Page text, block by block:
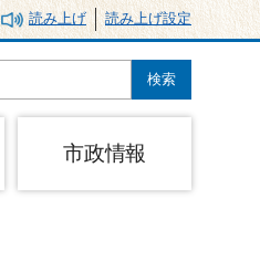
読み上げ 読み上げ設定
市政情報